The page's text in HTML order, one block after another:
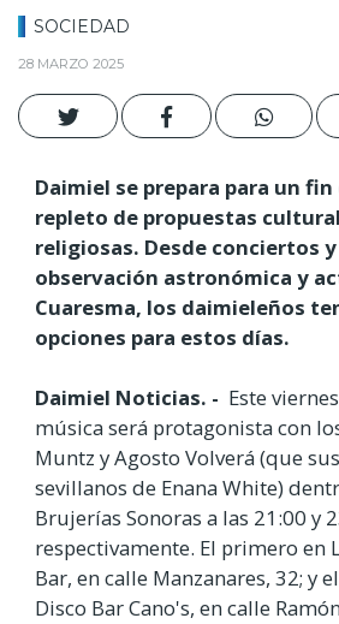
SOCIEDAD
28 MARZO 2025
Daimiel se prepara para un fin
repleto de propuestas
religiosas. Desde conciertos
observación astronómica y
Cuaresma, los daimieleños
opciones para estos días.
Daimiel Noticias. - Este
música será protagonista con
Muntz y Agosto Volverá (que
sevillanos de Enana White)
Brujerías Sonoras a las 21:00 y
respectivamente. El primero en
Bar, en calle Manzanares, 32; y
Disco Bar Cano's, en calle